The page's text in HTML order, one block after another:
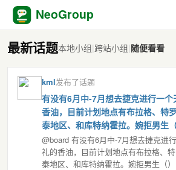
NeoGroup
最新话题本地小组|跨站小组|随便看看
kml发布了话题
有没有6月中-7月想去捷克进行一
香油，目前计划地点有布拉格、特
泰地区、和库特纳霍拉。婉拒男生（
@board 有没有6月中-7月想去捷克进
礼的香油，目前计划地点有布拉格、
泰地区、和库特纳霍拉。婉拒男生（）